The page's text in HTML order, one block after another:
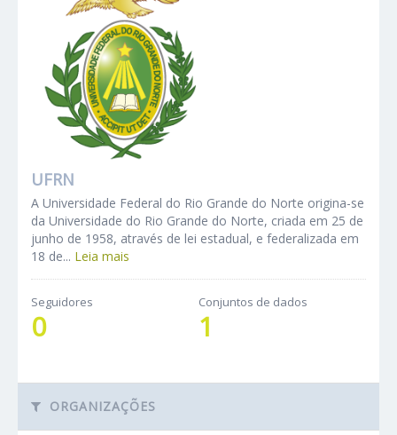
UFRN
A Universidade Federal do Rio Grande do Norte origina-se
da Universidade do Rio Grande do Norte, criada em 25 de
junho de 1958, através de lei estadual, e federalizada em
18 de... Leia mais
Seguidores
0
Conjuntos de dados
1
ORGANIZAÇÕES